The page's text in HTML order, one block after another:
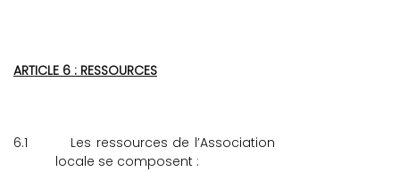
ARTICLE 6 : RESSOURCES
6.1
Les ressources de l’Association
locale se composent :